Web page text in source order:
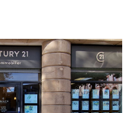
Immobilier
Gally
- 12000